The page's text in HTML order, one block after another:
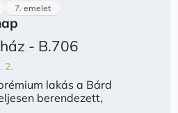
7. emelet
- B.706
2.
lakás a Bárd
berendezett,